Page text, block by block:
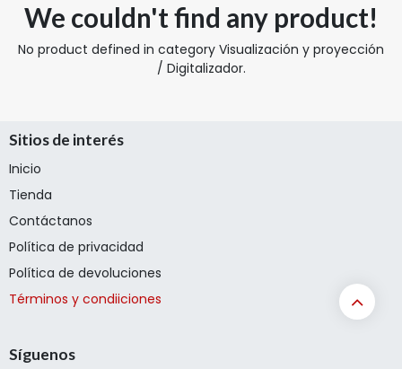
We couldn't find any product!
No product defined in category Visualización y proyección
/ Digitalizador.
Sitios de interés
Inicio
Tienda
Contáctanos
Política de privacidad
Política de devoluciones
Términos y condiiciones
Síguenos